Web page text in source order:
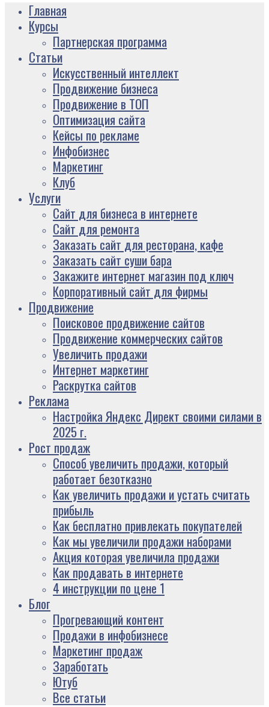
Главная
Курсы
Партнерская программа
Статьи
Искусственный интеллект
Продвижение бизнеса
Продвижение в ТОП
Оптимизация сайта
Кейсы по рекламе
Инфобизнес
Маркетинг
Клуб
Услуги
Сайт для бизнеса в интернете
Сайт для ремонта
Заказать сайт для ресторана, кафе
Заказать сайт суши бара
Закажите интернет магазин под ключ
Корпоративный сайт для фирмы
Продвижение
Поисковое продвижение сайтов
Продвижение коммерческих сайтов
Увеличить продажи
Интернет маркетинг
Раскрутка сайтов
Реклама
Настройка Яндекс Директ своими силами в
2025 г.
Рост продаж
Способ увеличить продажи, который
работает безотказно
Как увеличить продажи и устать считать
прибыль
Как бесплатно привлекать покупателей
Как мы увеличили продажи наборами
Акция которая увеличила продажи
Как продавать в интернете
4 инструкции по цене 1
Блог
Прогревающий контент
Продажи в инфобизнесе
Маркетинг продаж
Заработать
Ютуб
Все статьи